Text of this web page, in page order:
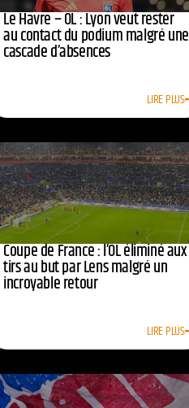
Le Havre – OL : Lyon veut rester
au contact du podium malgré une
cascade d’absences
LIRE PLUS
Coupe de France : l’OL éliminé aux
tirs au but par Lens malgré un
incroyable retour
LIRE PLUS